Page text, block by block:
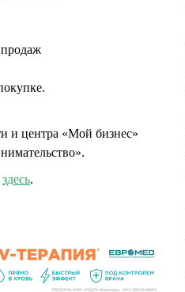
и центра «Мой бизнес»
здесь.